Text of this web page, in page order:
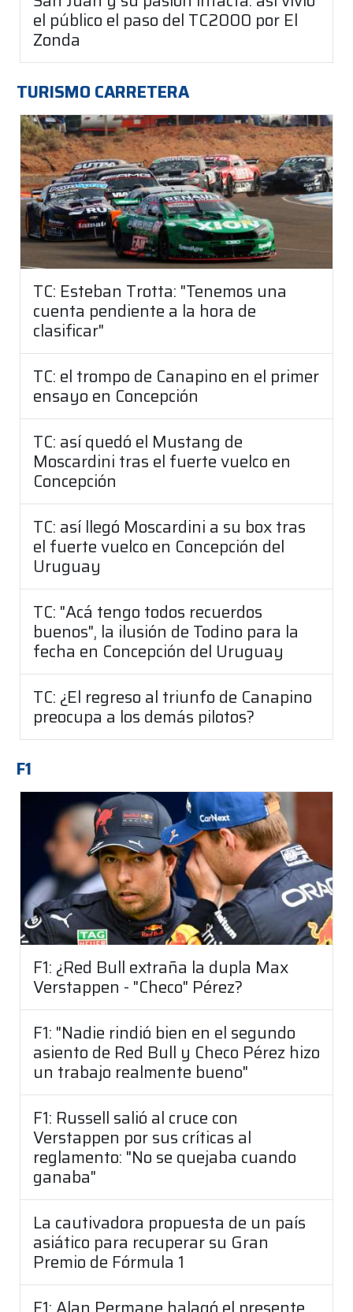
el público el paso del TC2000 por El
Zonda
TURISMO CARRETERA
TC: Esteban Trotta: "Tenemos una
cuenta pendiente a la hora de
clasificar"
TC: el trompo de Canapino en el primer
ensayo en Concepción
TC: así quedó el Mustang de
Moscardini tras el fuerte vuelco en
Concepción
TC: así llegó Moscardini a su box tras
el fuerte vuelco en Concepción del
Uruguay
TC: "Acá tengo todos recuerdos
buenos", la ilusión de Todino para la
fecha en Concepción del Uruguay
TC: ¿El regreso al triunfo de Canapino
preocupa a los demás pilotos?
F1
F1: ¿Red Bull extraña la dupla Max
Verstappen - "Checo" Pérez?
F1: "Nadie rindió bien en el segundo
asiento de Red Bull y Checo Pérez hizo
un trabajo realmente bueno"
F1: Russell salió al cruce con
Verstappen por sus críticas al
reglamento: "No se quejaba cuando
ganaba"
La cautivadora propuesta de un país
asiático para recuperar su Gran
Premio de Fórmula 1